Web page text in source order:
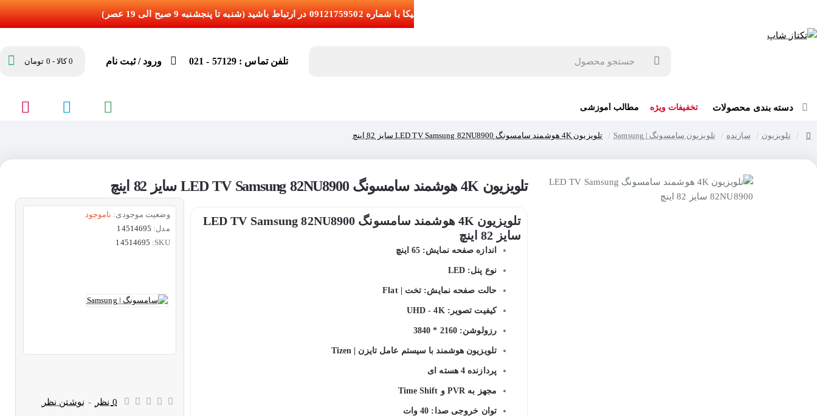
تلفن تماس : 57129 - 021 ورود / ثبت نام 0 کالا - 0 تومان
دسته بندی محصولات تخفیفات ویژه مطالب آموزشی
تلویزیون سازنده تلویزیون سامسونگ | Samsung تلویزیون 4K هوشمند سامسونگ LED TV Samsung 82NU8900 سایز 82 اینچ
تلویزیون 4K هوشمند سامسونگ LED TV Samsung 82NU8900 سایز 82 اینچ
تلویزیون 4K هوشمند سامسونگ LED TV Samsung 82NU8900
سایز 82 اینچ
اندازه صفحه نمایش: 65 اینچ
نوع پنل: LED
حالت صفحه نمایش: تخت | Flat
کیفیت تصویر: UHD - 4K
رزولوشن: 2160 * 3840
تلویزیون هوشمند با سیستم عامل تایزن | Tizen
پردازنده 4 هسته ای
مجهز به PVR و Time Shift
توان خروجی صدا: 40 وات
وضعیت موجودی: ناموجود
مدل: 14514695
SKU:
14514695
0 نظر - نوشتن نظر